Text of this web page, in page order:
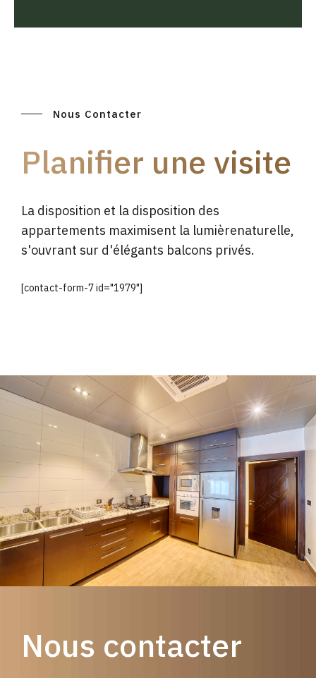
Nous Contacter
Planifier une visite
La disposition et la disposition des
appartements maximisent la lumièrenaturelle,
s'ouvrant sur d'élégants balcons privés.
[contact-form-7 id="1979"]
Nous contacter